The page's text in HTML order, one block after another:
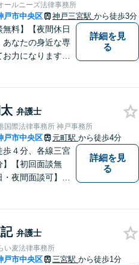
ールニーズ法律事務所
戸市中央区 神戸三宮駅 から徒歩3分
無料】【夜間休日
あなたの身近な専
力になります。
ください。
詳細を見
る
弁護士
国際法律事務所 神戸事務所
戸市中央区 元町駅 から徒歩4分
歩４分、各線三宮
】【初回面談無
夜間面談可】プ
るよう全力を尽
さいなことで
お気軽にご相談く
詳細を見
る
弁護士
い麦法律事務所
戸市中央区 三宮駅 から徒歩1分